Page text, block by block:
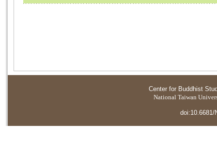
Center for Buddhist
National Taiwan
doi:10.6681/